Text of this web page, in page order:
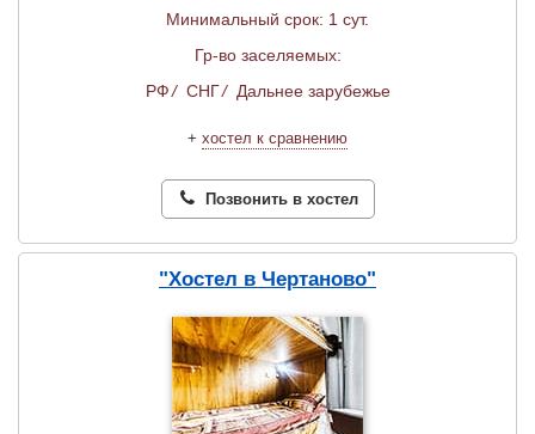
Минимальный срок: 1 сут.
Гр-во заселяемых:
РФ/ СНГ/ Дальнее зарубежье
+ хостел к сравнению
Позвонить в хостел
"Хостел в Чертаново"